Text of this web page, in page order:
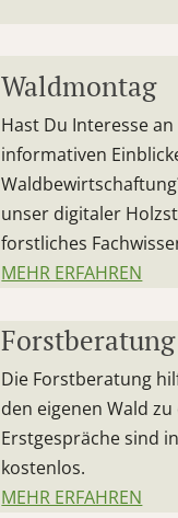
Waldmontag
Hast Du Interesse
informativen
unser digitaler
forstliches
MEHR ERFAHREN
Forstberatung
Die Forstberatung
den eigenen Wald
Erstgespräche sind
kostenlos.
MEHR ERFAHREN